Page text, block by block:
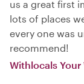
us a great first
lots of places
every one was
recommend!
Withlocals